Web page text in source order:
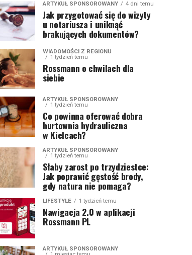
ARTYKUŁ SPONSOROWANY 4 dni temu
Jak przygotować się do wizyty
u notariusza i uniknąć
brakujących dokumentów?
WIADOMOŚCI Z REGIONU
1 tydzień temu
Rossmann o chwilach dla
siebie
ARTYKUŁ SPONSOROWANY
1 tydzień temu
Co powinna oferować dobra
hurtownia hydrauliczna
w Kielcach?
ARTYKUŁ SPONSOROWANY
1 tydzień temu
Słaby zarost po trzydziestce:
Jak poprawić gęstość brody,
gdy natura nie pomaga?
LIFESTYLE 1 tydzień temu
Nawigacja 2.0 w aplikacji
Rossmann PL
ARTYKUŁ SPONSOROWANY